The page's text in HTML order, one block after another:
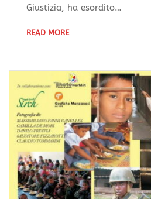
Giustizia, ha esordito…
READ MORE